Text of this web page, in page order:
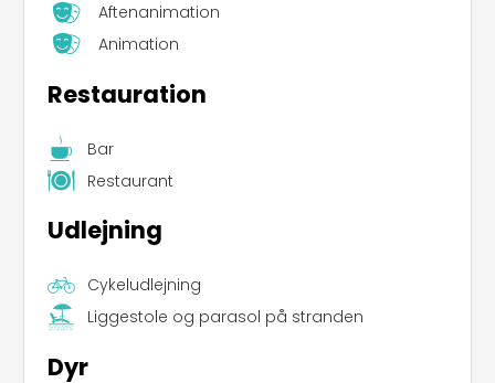
Aftenanimation
Animation
Restauration
Bar
Restaurant
Udlejning
Cykeludlejning
Liggestole og parasol på stranden
Dyr